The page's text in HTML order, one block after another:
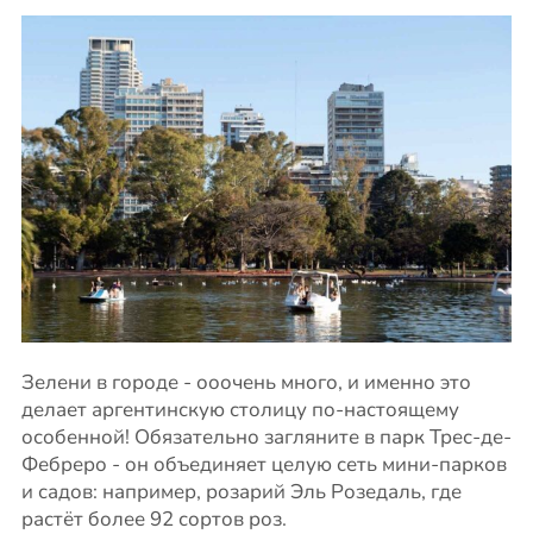
Зелени в городе - ооочень много, и именно это
делает аргентинскую столицу по-настоящему
особенной! Обязательно загляните в парк Трес-де-
Фебреро - он объединяет целую сеть мини-парков
и садов: например, розарий Эль Розедаль, где
растёт более 92 сортов роз.